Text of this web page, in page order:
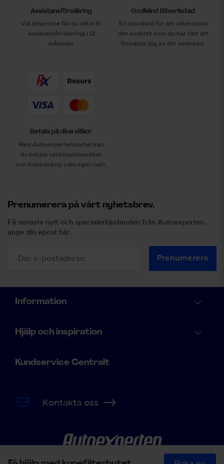
Assistansförsäkring
Vid bilservice får du alltid fri
Assistansförsäkring i 12
månader
Godkänd Bilverkstad
En standard för att säkerställa
den kvalitet som du har rätt att
förvänta dig av din verkstad.
Betala på dina villkor
Med Autoexpertenkortet kan
du betala verkstadsbesöket
och butiksinköp i din egen takt.
Prenumerera på vårt nyhetsbrev.
Få senaste nytt och specialerbjudanden från Autoexperten,
ange din epost här.
Prenumerera
Information
Hjälp och inspiration
Kundservice Centralt
Kontakta oss